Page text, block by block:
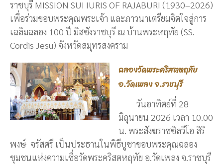
ราชบุรี MISSION SUI IURIS OF RAJABURI (1930–2026)
เพื่อร่วมขอบพระคุณพระเจ้า และภาวนาเตรียมจิตใจสู่การ
เฉลิมฉลอง 100 ปี มิสซังราชบุรี ณ บ้านพระหฤทัย (SS.
Cordis Jesu) จังหวัดสมุทรสงคราม
ฉลองวัดพระคริสตหฤทัย
อ.วัดเพลง จ.ราชบุรี
วันอาทิตย์ที่ 28
มิถุนายน 2026 เวลา 10.00
น. พระสังฆราชซิลวีโอ สิริ
พงษ์ จรัสศรี เป็นประธานในพิธีบูชาขอบพระคุณฉลอง
ชุมชนแห่งความเชื่อวัดพระคริสตหฤทัย อ.วัดเพลง จ.ราชบุรี